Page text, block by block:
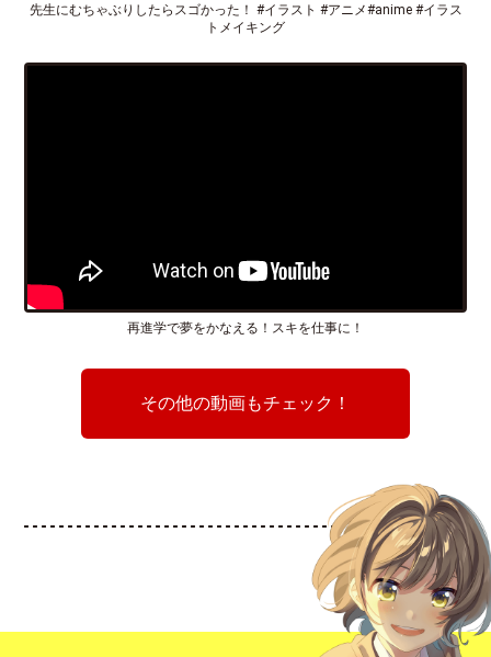
先生にむちゃぶりしたらスゴかった！ #イラスト #アニメ#anime #イラス
トメイキング
再進学で夢をかなえる！スキを仕事に！
その他の動画もチェック！